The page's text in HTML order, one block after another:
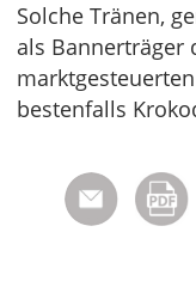
Solche Tränen,
als Bannerträger
bestenfalls